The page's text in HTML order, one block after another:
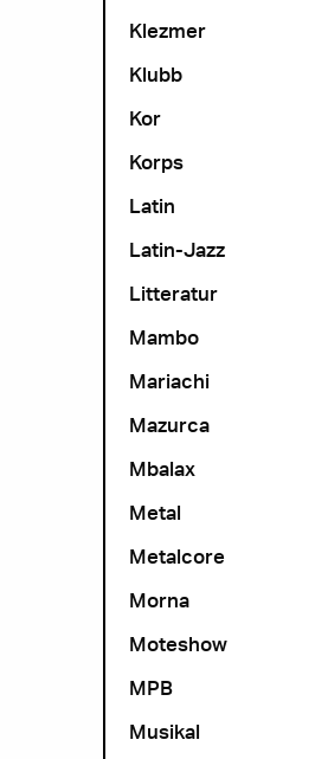
Klezmer
Klubb
Kor
Korps
Latin
Latin-Jazz
Litteratur
Mambo
Mariachi
Mazurca
Mbalax
Metal
Metalcore
Morna
Moteshow
MPB
Musikal